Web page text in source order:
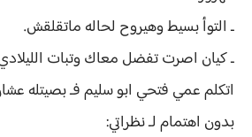
ـ التوأ بسيط وهيروح لحاله ماتقلقش.
ـ كيان اصرت تفضل معاك وتبات
اتكلم عمي فتحي ابو سليم فـ بصيتله
بدون اهتمام لـ نظراتي: